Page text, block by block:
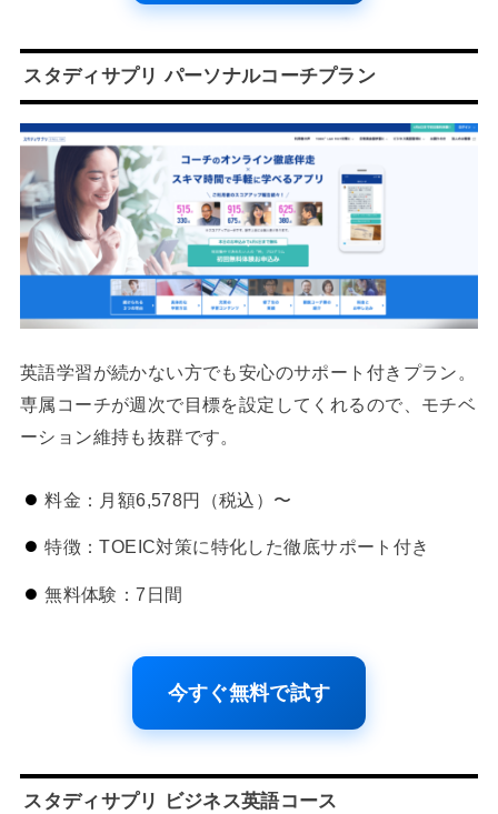
スタディサプリ パーソナルコーチプラン
英語学習が続かない方でも安心のサポート付きプラン。
専属コーチが週次で目標を設定してくれるので、モチベ
ーション維持も抜群です。
料金：月額6,578円（税込）〜
特徴：TOEIC対策に特化した徹底サポート付き
無料体験：7日間
今すぐ無料で試す
スタディサプリ ビジネス英語コース